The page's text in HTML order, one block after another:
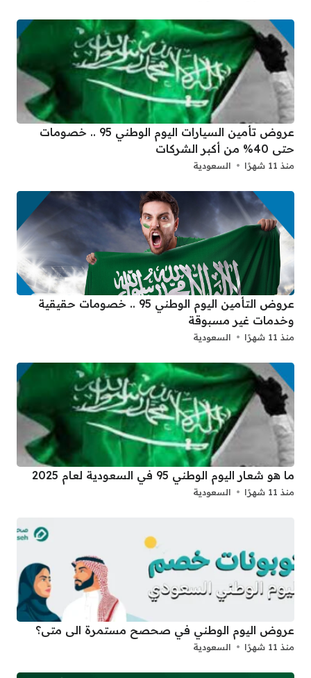
عروض تأمين السيارات اليوم الوطني 95 .. خصومات
حتى 40% من أكبر الشركات
منذ 11 شهرًا السعودية
عروض التأمين اليوم الوطني 95 .. خصومات حقيقية
وخدمات غير مسبوقة
منذ 11 شهرًا السعودية
ما هو شعار اليوم الوطني 95 في السعودية لعام 2025
منذ 11 شهرًا السعودية
عروض اليوم الوطني في صحصح مستمرة الى متى؟
منذ 11 شهرًا السعودية